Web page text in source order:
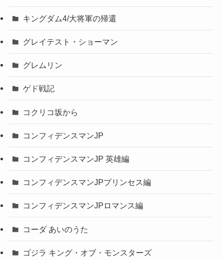
キングダム4/大将軍の帰還
グレイテスト・ショーマン
グレムリン
ゲド戦記
コクリコ坂から
コンフィデンスマンJP
コンフィデンスマンJP 英雄編
コンフィデンスマンJPプリンセス編
コンフィデンスマンJPロマンス編
コーダ あいのうた
ゴジラ キング・オブ・モンスターズ